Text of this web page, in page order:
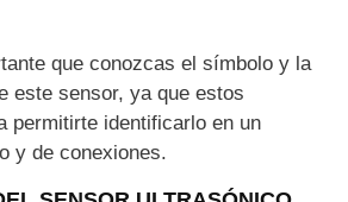
que conozcas el símbolo y la
este sensor, ya que estos
permitirte identificarlo en un
y de conexiones.